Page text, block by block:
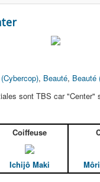
, Beauté, Beauté
sont TBS car "Center"
Coiffeuse
Ichijô Maki